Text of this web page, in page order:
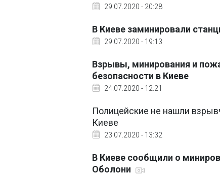
29.07.2020 - 20:28
В Киеве заминировали
29.07.2020 - 19:13
Взрывы, минирования и
безопасности в Киеве
24.07.2020 - 12:21
Полицейские не нашли
Киеве
23.07.2020 - 13:32
В Киеве сообщили о
Оболони